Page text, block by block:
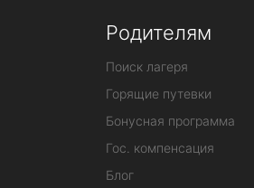
Родителям
Поиск лагеря
Горящие путевки
Бонусная программа
Гос. компенсация
Блог